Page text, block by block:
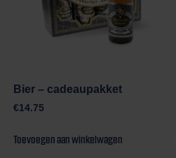
Bier – cadeaupakket
€14.75
Toevoegen aan winkelwagen